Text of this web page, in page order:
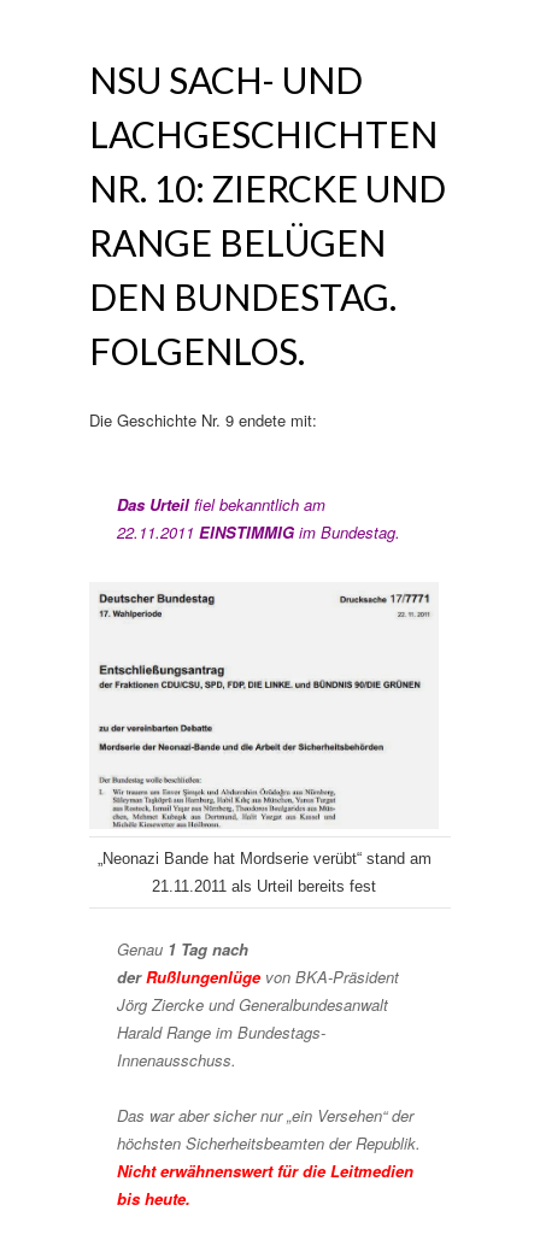
NSU SACH- UND
LACHGESCHICHTEN
NR. 10: ZIERCKE UND
RANGE BELÜGEN
DEN BUNDESTAG.
FOLGENLOS.
Die Geschichte Nr. 9 endete mit:
Das Urteil fiel bekanntlich am
22.11.2011 EINSTIMMIG im Bundestag.
„Neonazi Bande hat Mordserie verübt“ stand am
21.11.2011 als Urteil bereits fest
Genau 1 Tag nach
derRußlungenlügevon BKA-Präsident
Jörg Ziercke und Generalbundesanwalt
Harald Range im Bundestags-
Innenausschuss.
Das war aber sicher nur „ein Versehen“ der
höchsten Sicherheitsbeamten der Republik.
Nicht erwähnenswert für die Leitmedien
bis heute.